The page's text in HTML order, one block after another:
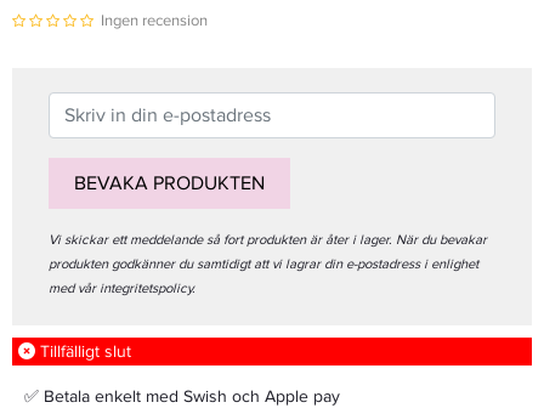
Ingen recension
BEVAKA PRODUKTEN
Vi skickar ett meddelande så fort produkten är åter i lager. När du bevakar
produkten godkänner du samtidigt att vi lagrar din e-postadress i enlighet
med vår integritetspolicy.
Tillfälligt slut
✅ Betala enkelt med Swish och Apple pay